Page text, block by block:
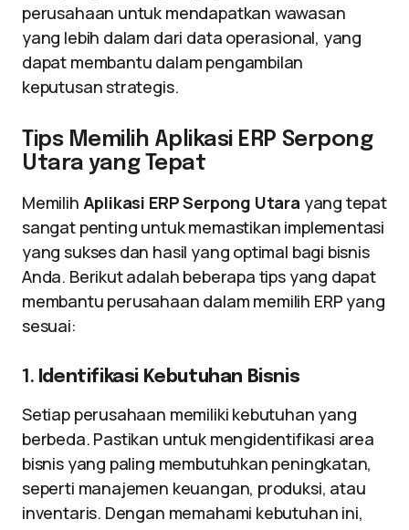
perusahaan untuk mendapatkan wawasan
yang lebih dalam dari data operasional, yang
dapat membantu dalam pengambilan
keputusan strategis.
Tips Memilih Aplikasi ERP Serpong
Utara yang Tepat
Memilih Aplikasi ERP Serpong Utara yang tepat
sangat penting untuk memastikan implementasi
yang sukses dan hasil yang optimal bagi bisnis
Anda. Berikut adalah beberapa tips yang dapat
membantu perusahaan dalam memilih ERP yang
sesuai:
1. Identifikasi Kebutuhan Bisnis
Setiap perusahaan memiliki kebutuhan yang
berbeda. Pastikan untuk mengidentifikasi area
bisnis yang paling membutuhkan peningkatan,
seperti manajemen keuangan, produksi, atau
inventaris. Dengan memahami kebutuhan ini,